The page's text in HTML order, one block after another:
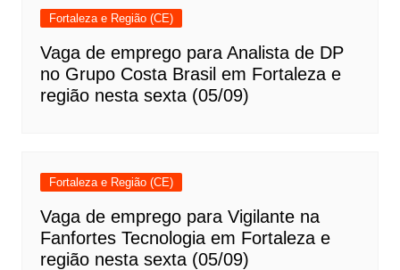
Fortaleza e Região (CE)
Vaga de emprego para Analista de DP
no Grupo Costa Brasil em Fortaleza e
região nesta sexta (05/09)
Fortaleza e Região (CE)
Vaga de emprego para Vigilante na
Fanfortes Tecnologia em Fortaleza e
região nesta sexta (05/09)